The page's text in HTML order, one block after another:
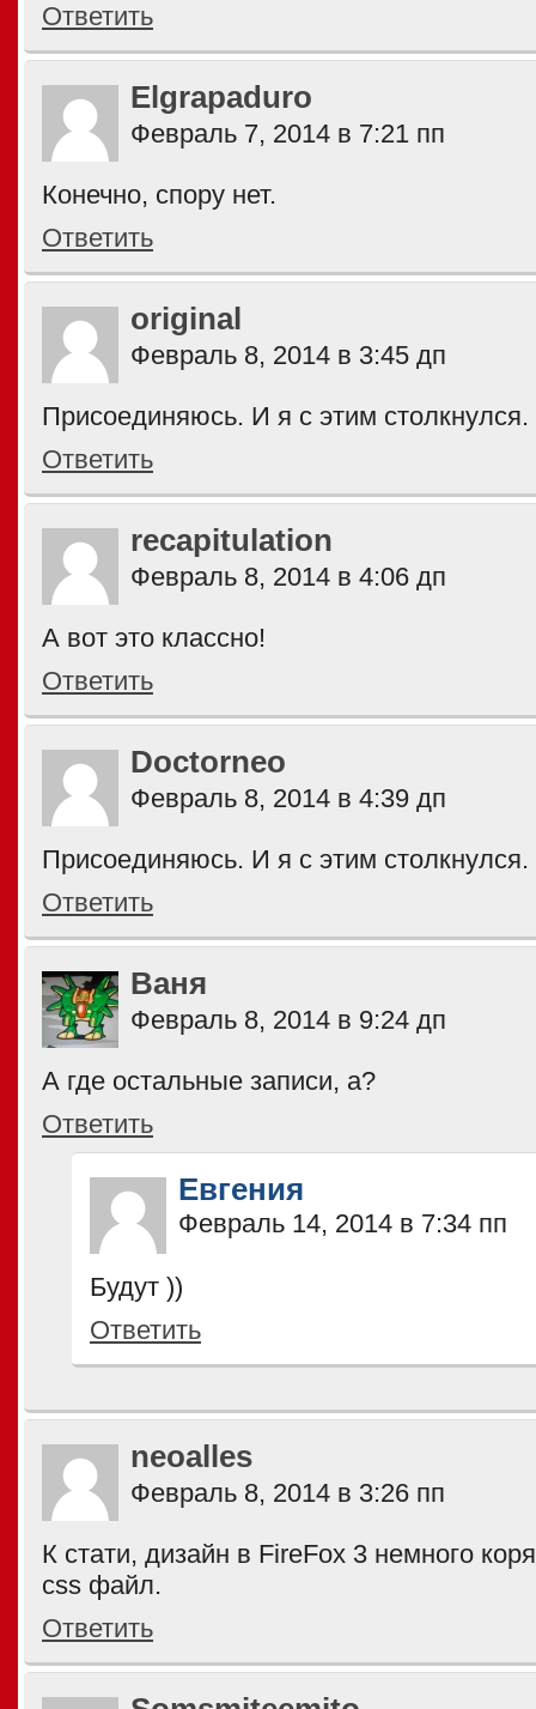
Ответить
Elgrapaduro
Февраль 7, 2014 в 7:21 пп
Конечно, спору нет.
Ответить
original
Февраль 8, 2014 в 3:45 дп
Присоединяюсь. И я с этим столкнулся.
Ответить
recapitulation
Февраль 8, 2014 в 4:06 дп
А вот это классно!
Ответить
Doctorneo
Февраль 8, 2014 в 4:39 дп
Присоединяюсь. И я с этим столкнулся.
Ответить
Ваня
Февраль 8, 2014 в 9:24 дп
А где остальные записи, а?
Ответить
Евгения
Февраль 14, 2014 в 7:34 пп
Будут ))
Ответить
neoalles
Февраль 8, 2014 в 3:26 пп
К стати, дизайн в FireFox 3 немного
css файл.
Ответить